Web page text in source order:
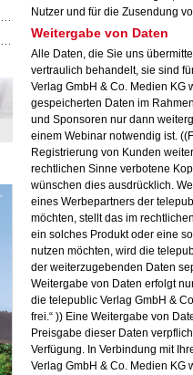
Nutzer und für die Zusendung
Weitergabe von Daten
Alle Daten, die Sie uns
vertraulich behandelt, sie sind
Verlag GmbH & Co. Medien KG
gespeicherten Daten im
und Sponsoren nur dann
einem Webinar notwendig ist.
Registrierung von Kunden
rechtlichen Sinne verbotene
wünschen dies ausdrücklich.
eines Werbepartners der
möchten, stellt das im
ein solches Produkt oder eine
nutzen möchten, wird die
der weiterzugebenden Daten
Weitergabe von Daten erfolgt
die telepublic Verlag GmbH &
frei.“ )) Eine Weitergabe von
Preisgabe dieser Daten
Verfügung. In Verbindung mit
Verlag GmbH & Co. Medien KG